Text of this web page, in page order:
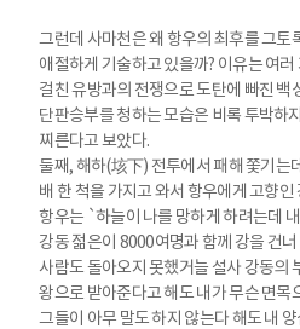
그런데 사마천은 왜 항우의 최후를 그토
애절하게 기술하고 있을까? 이유는 여러
걸친 유방과의 전쟁으로 도탄에 빠진 백
단판승부를 청하는 모습은 비록 투박하
찌른다고 보았다.
둘째, 해하(垓下) 전투에서 패해 쫓기는
배 한 척을 가지고 와서 항우에게 고향인
항우는 `하늘이 나를 망하게 하려는데
강동 젊은이 8000여명과 함께 강을 건
사람도 돌아오지 못했거늘 설사 강동의
왕으로 받아준다고 해도 내가 무슨 면목
그들이 아무 말도 하지 않는다 해도 내